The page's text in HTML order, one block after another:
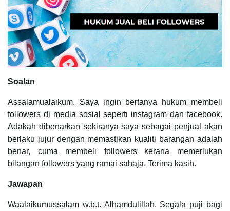
Soalan
Assalamualaikum. Saya ingin bertanya hukum membeli
followers di media sosial seperti instagram dan facebook.
Adakah dibenarkan sekiranya saya sebagai penjual akan
berlaku jujur dengan memastikan kualiti barangan adalah
benar, cuma membeli followers kerana memerlukan
bilangan followers yang ramai sahaja. Terima kasih.
Jawapan
Waalaikumussalam w.b.t. Alhamdulillah. Segala puji bagi